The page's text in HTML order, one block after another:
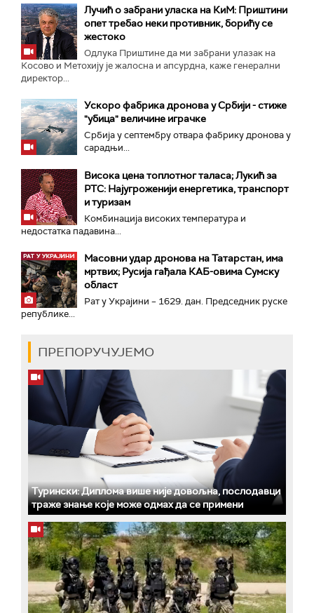
Лучић о забрани уласка на КиМ: Приштини
опет требао неки противник, борићу се
жестоко
Одлука Приштине да ми забрани улазак на
Косово и Метохију је жалосна и апсурдна, каже генерални
директор...
Ускоро фабрика дронова у Србији - стиже
"убица" величине играчке
Србија у септембру отвара фабрику дронова у
сарадњи...
Висока цена топлотног таласа; Лукић за
РТС: Најугроженији енергетика, транспорт
и туризам
Комбинација високих температура и
недостатка падавина...
Масовни удар дронова на Татарстан, има
мртвих; Русија гађала КАБ-овима Сумску
област
Рат у Украјини – 1629. дан. Председник руске
републике...
ПРЕПОРУЧУЈЕМО
Турински: Диплома више није довољна, послодавци
траже знање које може одмах да се примени